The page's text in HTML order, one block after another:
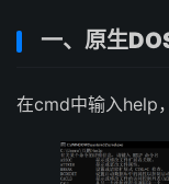
一、原生
在cmd中输入help